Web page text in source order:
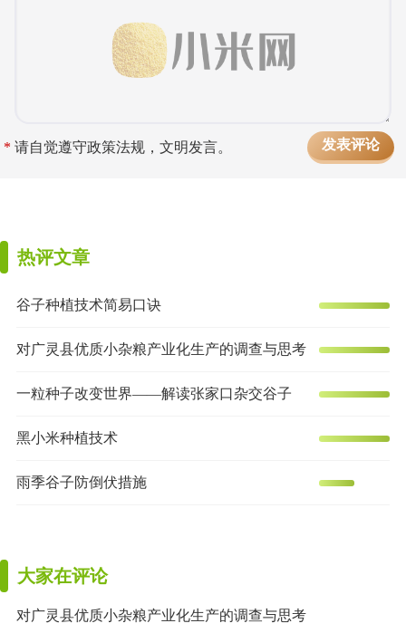
* 请自觉遵守政策法规，文明发言。
热评文章
谷子种植技术简易口诀
对广灵县优质小杂粮产业化生产的调查与思考
一粒种子改变世界——解读张家口杂交谷子
黑小米种植技术
雨季谷子防倒伏措施
大家在评论
对广灵县优质小杂粮产业化生产的调查与思考